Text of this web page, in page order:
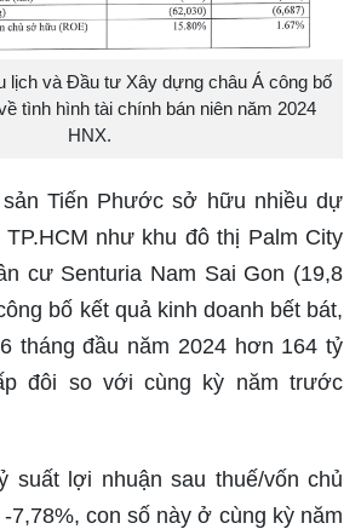
lịch và Đầu tư Xây dựng châu Á công bố
tình hình tài chính bán niên năm 2024
HNX.
Tiến Phước sở hữu nhiều dự
TP.HCM như khu đô thị Palm City
cư Senturia Nam Sai Gon (19,8
bố kết quả kinh doanh bết bát,
tháng đầu năm 2024 hơn 164 tỷ
đôi so với cùng kỳ năm trước
suất lợi nhuận sau thuế/vốn chủ
7,78%, con số này ở cùng kỳ năm